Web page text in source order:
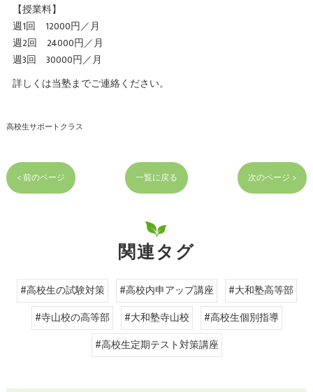
【授業料】
週1回 12000円／月
週2回 24000円／月
週3回 30000円／月
詳しくは当塾までご連絡ください。
高校生サポートクラス
< 前のページ 一覧に戻る 次のページ >
関連タグ
#高校生の試験対策 #高校内申アップ講座
#大和塾高等部
#寺山校の高等部
#大和塾寺山校
#高校生個別指導
#高校生定期テスト対策講座